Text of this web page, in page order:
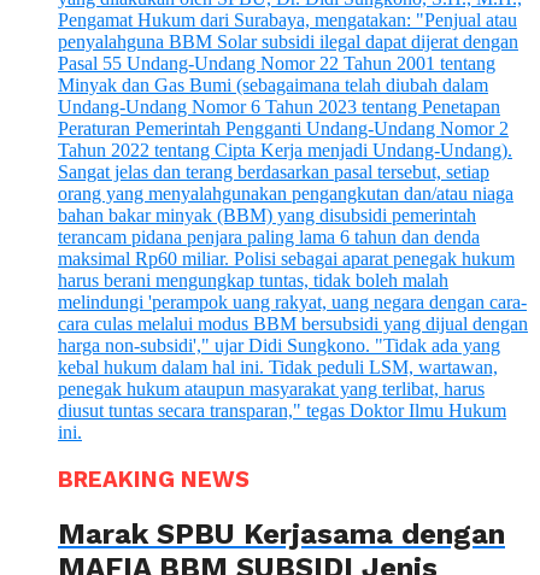
BREAKING NEWS
Marak SPBU Kerjasama dengan
MAFIA BBM SUBSIDI Jenis